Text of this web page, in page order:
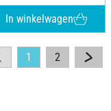
In winkelwagen
1 2